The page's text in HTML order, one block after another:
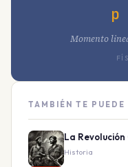
p
Momento
TAMBIÉN TE PUEDE
La Revolución
Historia